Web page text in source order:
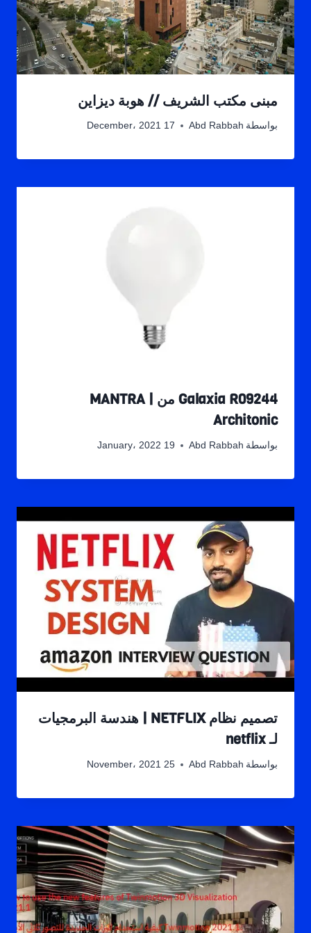
مبنى مكتب الشريف // هوبة ديزاين
بواسطة Abd Rabbah 17 December، 2021
Galaxia R09244 من MANTRA |
Architonic
بواسطة Abd Rabbah 19 January، 2022
تصميم نظام NETFLIX | هندسة البرمجيات
لـ netflix
بواسطة Abd Rabbah 25 November، 2021